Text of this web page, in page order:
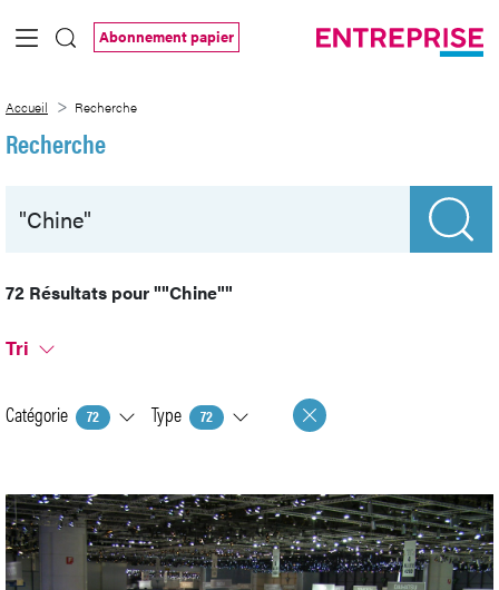
Saut au contenu principal
Abonnement papier
Accueil Recherche
Recherche
72 Résultats pour""Chine""
Tri
Catégorie 72 Type 72